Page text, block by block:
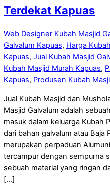
Terdekat Kapuas
Web Designer Kubah Masjid
Galvalum Kapuas, Harga
Kapuas, Jual Kubah Masjid
Kubah Masjid Murah Kapuas,
Kapuas, Produsen Kubah
Jual Kubah Masjid dan
Masjid Galvalum adalah
masuk dalam keluarga Kubah
dari bahan galvalum atau Baja
merupakan perpaduan
tercampur dengan sempurna
sebuah material yang ringan
[…]